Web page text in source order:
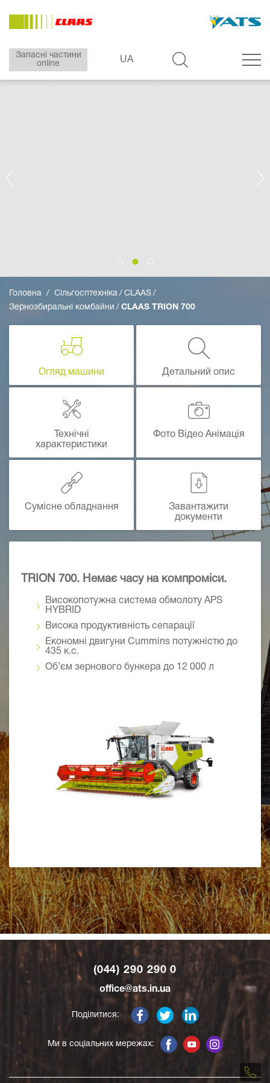
Запасні частини
online
UA
Головна Сільгосптехніка
CLAAS
Зернозбиральні комбайни
CLAAS TRION 700
Огляд машини Детальний опис
Технічні
характеристики
Фото Відео Анімація
Сумісне обладнання
Завантажити
документи
TRION 700. Немає часу на компроміси.
Високопотужна система обмолоту APS
HYBRID
Висока продуктивність сепарації
Економні двигуни Cummins потужністю до
435 к.с.
Об’єм зернового бункера до 12 000 л
Поділитися:
(044) 290 290 0
office@ats.in.ua
Ми в соціальних мережах: